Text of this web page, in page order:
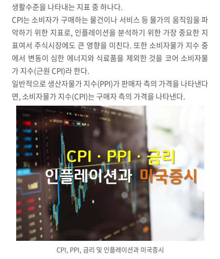
생활수준을 나타내는 지표 중 하나다.
CPI는 소비자가 구매하는 물건이나 서비스 등 물가의 움직임을 파
악하기 위한 지표로, 인플레이션을 분석하기 위한 가장 중요한 지
표여서 주식시장에도 큰 영향을 미친다. 또한 소비자물가 지수 중
에서 변동이 심한 에너지와 식료품을 제외한 것을 코어 소비자물
가 지수(근원 CPI)라 한다.
일반적으로 생산자물가 지수(PPI)가 판매자 측의 가격을 나타낸다
면,소비자물가 지수(CPI)는 구매자 측의 가격을 나타낸다.
CPI, PPI, 금리 및 인플레이션과 미국증시